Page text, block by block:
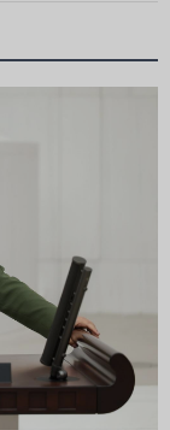
birliği toplantısı
atamaları
30 bin
Özcan Zenger ve
bırakıldı